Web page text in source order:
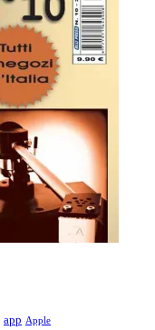
app Apple